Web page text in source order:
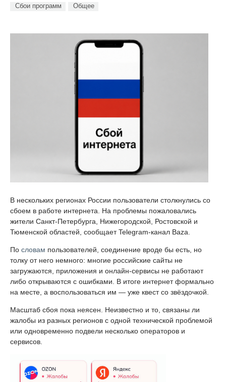
Сбои программ Общее
В нескольких регионах России пользователи столкнулись со
сбоем в работе интернета. На проблемы пожаловались
жители Санкт-Петербурга, Нижегородской, Ростовской и
Тюменской областей, сообщает Telegram-канал Baza.
По словам пользователей, соединение вроде бы есть, но
толку от него немного: многие российские сайты не
загружаются, приложения и онлайн-сервисы не работают
либо открываются с ошибками. В итоге интернет формально
на месте, а воспользоваться им — уже квест со звёздочкой.
Масштаб сбоя пока неясен. Неизвестно и то, связаны ли
жалобы из разных регионов с одной технической проблемой
или одновременно подвели несколько операторов и
сервисов.